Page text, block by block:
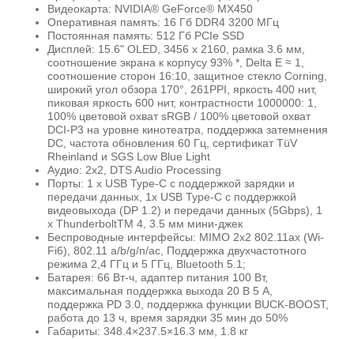
Видеокарта: NVIDIA® GeForce® MX450
Оперативная память: 16 Гб DDR4 3200 МГц
Постоянная память: 512 Гб PCIe SSD
Дисплей: 15.6" OLED, 3456 x 2160, рамка 3.6 мм,
соотношение экрана к корпусу 93% *, Delta E ≈ 1,
соотношение сторон 16:10, защитное стекло Corning,
широкий угол обзора 170°, 261PPI, яркость 400 нит,
пиковая яркость 600 нит, контрастности 1000000: 1,
100% цветовой охват sRGB / 100% цветовой охват
DCI-P3 на уровне кинотеатра, поддержка затемнения
DC, частота обновления 60 Гц, сертификат TüV
Rheinland и SGS Low Blue Light
Аудио: 2х2, DTS Audio Processing
Порты: 1 х USB Type-C с поддержкой зарядки и
передачи данных, 1х USB Type-C с поддержкой
видеовыхода (DP 1.2) и передачи данных (5Gbps), 1
х ThunderboltTM 4, 3.5 мм мини-джек
Беспроводные интерфейсы: MIMO 2х2 802.11ax (Wi-
Fi6), 802.11 a/b/g/n/ac, Поддержка двухчастотного
режима 2,4 ГГц и 5 ГГц, Bluetooth 5.1;
Батарея: 66 Вт-ч, адаптер питания 100 Вт,
максимальная поддержка выхода 20 В 5 А,
поддержка PD 3.0, поддержка функции BUCK-BOOST,
работа до 13 ч, время зарядки 35 мин до 50%
Габариты: 348.4×237.5×16.3 мм, 1.8 кг